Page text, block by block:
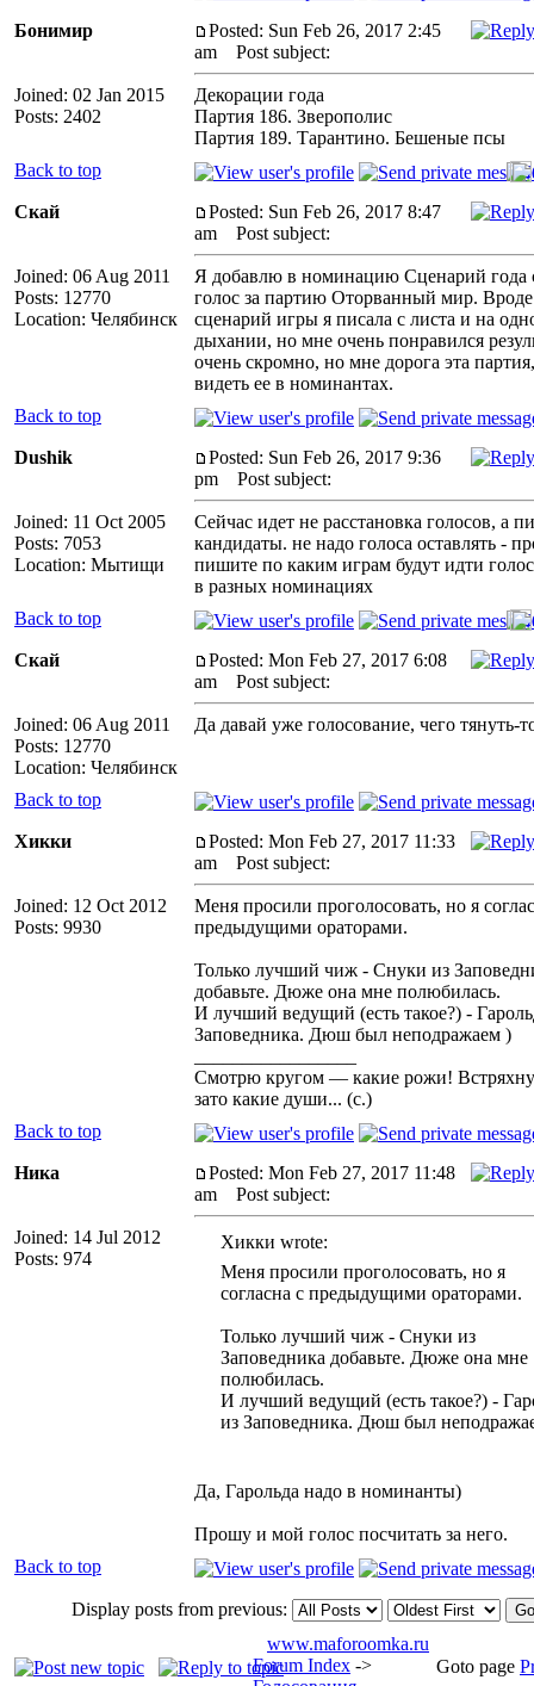
Бонимир
Joined: 02 Jan 2015
Posts: 2402
Posted: Sun Feb 26, 2017 2:45
am
Post subject:
Декорации года
Партия 186. Зверополис
Партия 189. Тарантино. Бешеные псы
Back to top
Скай
Joined: 06 Aug 2011
Posts: 12770
Location: Челябинск
Posted: Sun Feb 26, 2017 8:47
am
Post subject:
Я добавлю в номинацию Сценарий года
голос за партию Оторванный мир.
сценарий игры я писала с листа и на
дыхании, но мне очень понравился
очень скромно, но мне дорога эта
видеть ее в номинантах.
Back to top
Dushik
Joined: 11 Oct 2005
Posts: 7053
Location: Мытищи
Posted: Sun Feb 26, 2017 9:36
pm
Post subject:
Сейчас идет не расстановка голосов, а
кандидаты. не надо голоса оставлять -
пишите по каким играм будут идти
в разных номинациях
Back to top
Скай
Joined: 06 Aug 2011
Posts: 12770
Location: Челябинск
Posted: Mon Feb 27, 2017 6:08
am
Post subject:
Да давай уже голосование, чего тянуть-
Back to top
Хикки
Joined: 12 Oct 2012
Posts: 9930
Posted: Mon Feb 27, 2017 11:33
am
Post subject:
Меня просили проголосовать, но я
предыдущими ораторами.
Только лучший чиж - Снуки из
добавьте. Дюже она мне полюбилась.
И лучший ведущий (есть такое?) -
Заповедника. Дюш был неподражаем )
Смотрю кругом — какие рожи!
зато какие души... (с.)
Back to top
Ника
Joined: 14 Jul 2012
Posts: 974
Posted: Mon Feb 27, 2017 11:48
am
Post subject:
Хикки wrote:
Меня просили проголосовать, но я
согласна с предыдущими ораторами.
Только лучший чиж - Снуки из
Заповедника добавьте. Дюже она мне
полюбилась.
И лучший ведущий (есть такое?) -
из Заповедника. Дюш был
Да, Гарольда надо в номинанты)
Прошу и мой голос посчитать за него.
Back to top
Display posts from previous:
www.maforoomka.ru
Forum Index ->
Goto page